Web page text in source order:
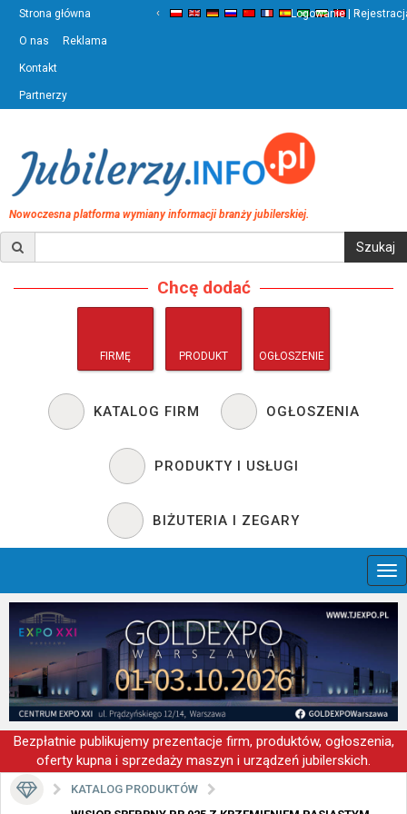
Strona główna
O nas Reklama
Kontakt
Partnerzy
‹ ›
Logowanie |
Nowoczesna platforma wymiany informacji branży jubilerskiej.
Chcę dodać
FIRMĘ PRODUKT OGŁOSZENIE
KATALOG FIRM OGŁOSZENIA
PRODUKTY I USŁUGI
BIŻUTERIA I ZEGARY
Bezpłatnie publikujemy prezentacje firm, produktów, ogłoszenia,
oferty kupna i sprzedaży maszyn i urządzeń jubilerskich.
KATALOG PRODUKTÓW